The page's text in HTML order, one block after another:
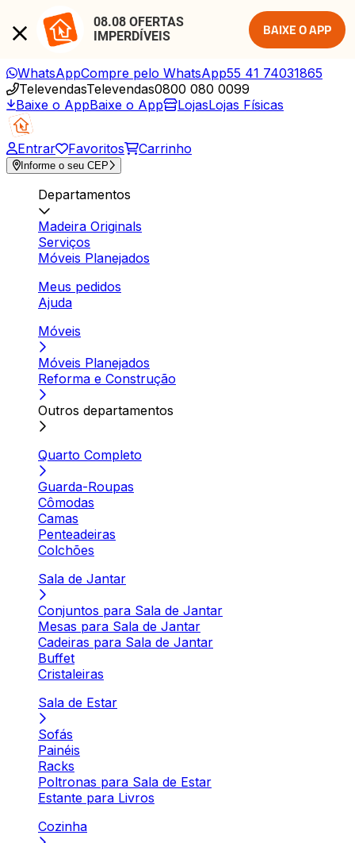
08.08 OFERTAS
IMPERDÍVEIS
BAIXE O APP
WhatsAppCompre pelo WhatsApp55 41 74031865
TelevendasTelevendas0800 080 0099
Baixe o AppBaixe o App LojasLojas Físicas
Entrar Favoritos Carrinho
Informe o seu CEP
Departamentos
Madeira Originals
Serviços
Móveis Planejados
Meus pedidos
Ajuda
Móveis
Móveis Planejados
Reforma e Construção
Outros departamentos
Quarto Completo
Guarda-Roupas
Cômodas
Camas
Penteadeiras
Colchões
Sala de Jantar
Conjuntos para Sala de Jantar
Mesas para Sala de Jantar
Cadeiras para Sala de Jantar
Buffet
Cristaleiras
Sala de Estar
Sofás
Painéis
Racks
Poltronas para Sala de Estar
Estante para Livros
Cozinha